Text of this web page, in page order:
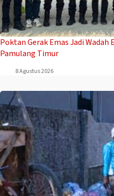
Poktan Gerak Emas Jadi Wadah
Pamulang Timur
8 Agustus 2026